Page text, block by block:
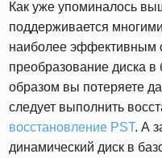
Как уже упоминалось
поддерживается
наиболее эффективным
преобразование диска
образом вы потеряете
следует выполнить
восстановление PST. А
динамический диск в